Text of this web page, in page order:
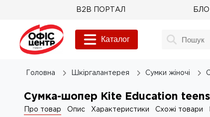
B2B ПОРТАЛ
Каталог
Головна Шкіргалантерея Сумки жіночі
Сумка-шопер Kite Education
Про товар Опис Характеристики Схожі товари